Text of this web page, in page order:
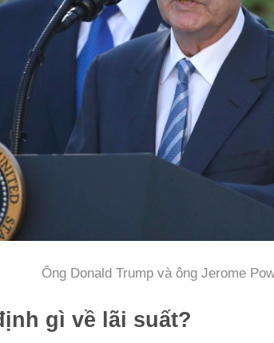
Ông Donald Trump và ông Jerome
gì về lãi suất?